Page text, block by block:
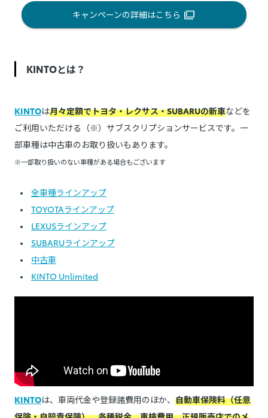
キャンペーンの詳細はこちら
KINTOとは？
KINTOは月々定額でトヨタ・レクサス・SUBARUの新車などを
ご利用いただける（※）サブスクリプションサービスです。一
部車種は中古車のお取り扱いもあります。
※一部取り扱いのない車種がある場合もございます
全車種ラインアップ
TOYOTAラインアップ
LEXUSラインアップ
SUBARUラインアップ
中古車
KINTO Unlimited
KINTOは、車両代金や登録諸費用のほか、 自動車保険料（任意